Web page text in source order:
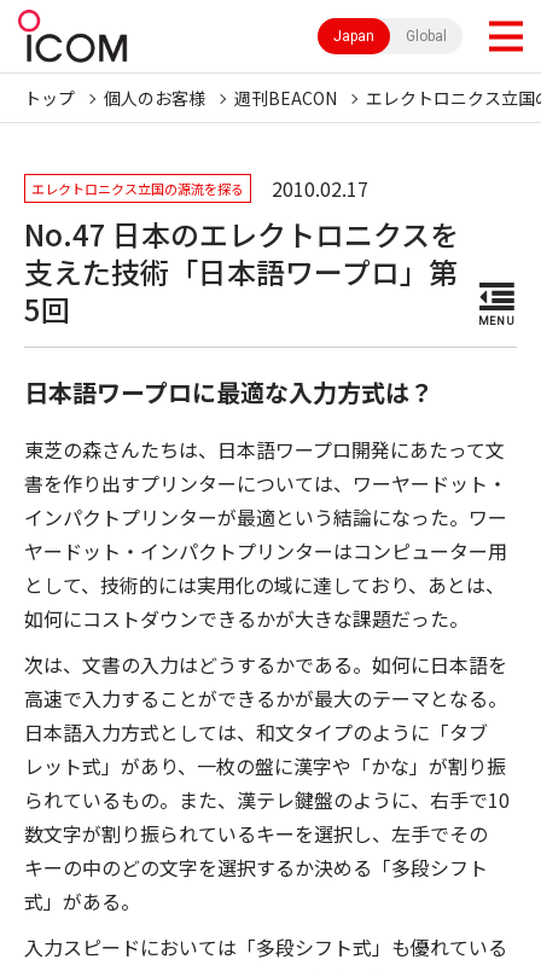
Japan Global
トップ 個人のお客様 週刊BEACON エレクトロニクス立
エレクトロニクス立国の源流を探る 2010.02.17
No.47 日本のエレクトロニクスを
支えた技術「日本語ワープロ」第
5回
MENU
日本語ワープロに最適な入力方式は？
東芝の森さんたちは、日本語ワープロ開発にあたって文
書を作り出すプリンターについては、ワーヤードット・
インパクトプリンターが最適という結論になった。ワー
ヤードット・インパクトプリンターはコンピューター用
として、技術的には実用化の域に達しており、あとは、
如何にコストダウンできるかが大きな課題だった。
次は、文書の入力はどうするかである。如何に日本語を
高速で入力することができるかが最大のテーマとなる。
日本語入力方式としては、和文タイプのように「タブ
レット式」があり、一枚の盤に漢字や「かな」が割り振
られているもの。また、漢テレ鍵盤のように、右手で10
数文字が割り振られているキーを選択し、左手でその
キーの中のどの文字を選択するか決める「多段シフト
式」がある。
入力スピードにおいては「多段シフト式」も優れている